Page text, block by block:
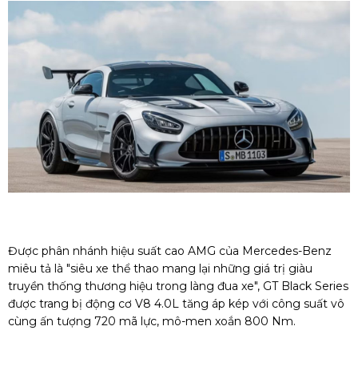
Được phân nhánh hiệu suất cao AMG của Mercedes-Benz
miêu tả là "siêu xe thể thao mang lại những giá trị giàu
truyền thống thương hiệu trong làng đua xe", GT Black Series
được trang bị động cơ V8 4.0L tăng áp kép với công suất vô
cùng ấn tượng 720 mã lực, mô-men xoắn 800 Nm.